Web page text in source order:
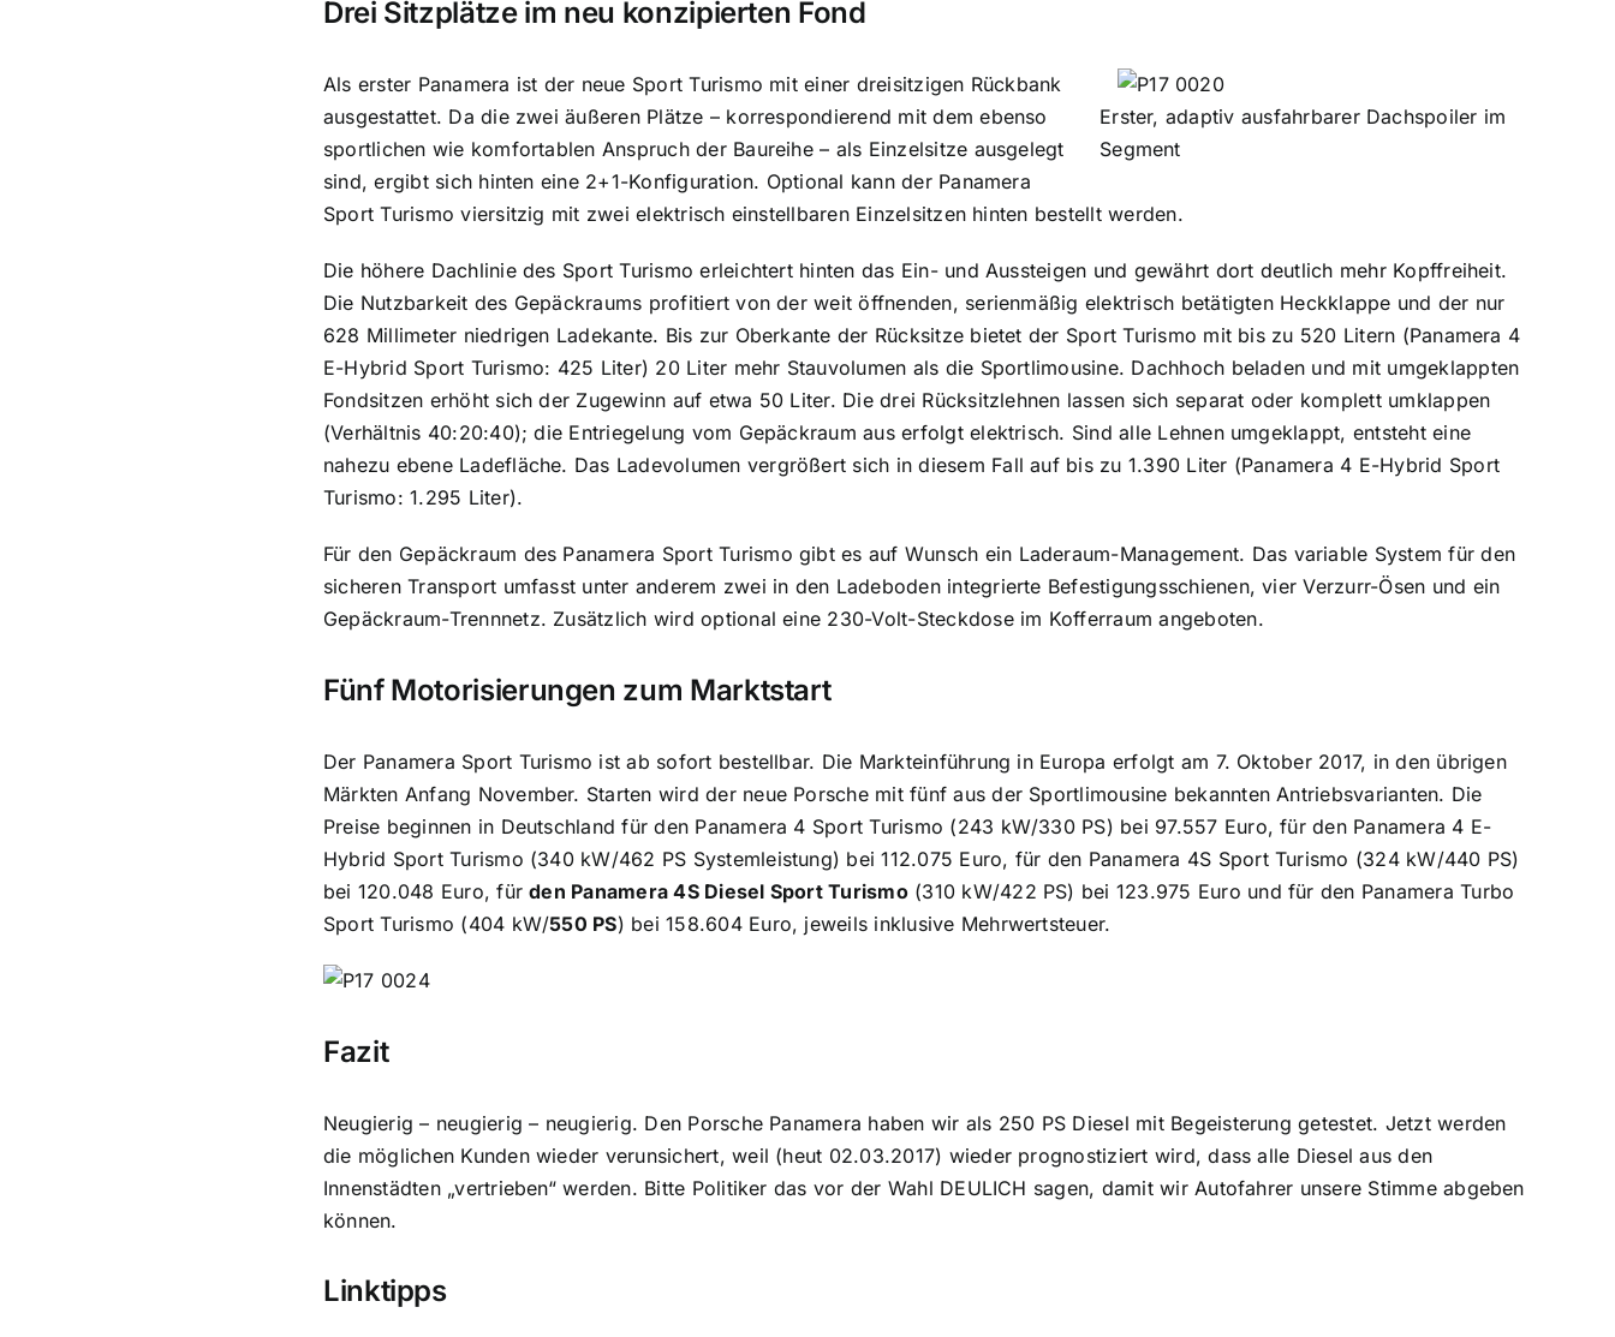
Drei Sitzplätze im neu konzipierten Fond
Erster, adaptiv ausfahrbarer Dachspoiler im
Segment
Als erster Panamera ist der neue Sport Turismo mit einer dreisitzigen Rückbank
ausgestattet. Da die zwei äußeren Plätze – korrespondierend mit dem ebenso
sportlichen wie komfortablen Anspruch der Baureihe – als Einzelsitze ausgelegt
sind, ergibt sich hinten eine 2+1-Konfiguration. Optional kann der Panamera
Sport Turismo viersitzig mit zwei elektrisch einstellbaren Einzelsitzen hinten bestellt werden.
Die höhere Dachlinie des Sport Turismo erleichtert hinten das Ein- und Aussteigen und gewährt dort deutlich mehr Kopffreiheit.
Die Nutzbarkeit des Gepäckraums profitiert von der weit öffnenden, serienmäßig elektrisch betätigten Heckklappe und der nur
628 Millimeter niedrigen Ladekante. Bis zur Oberkante der Rücksitze bietet der Sport Turismo mit bis zu 520 Litern (Panamera 4
E-Hybrid Sport Turismo: 425 Liter) 20 Liter mehr Stauvolumen als die Sportlimousine. Dachhoch beladen und mit umgeklappten
Fondsitzen erhöht sich der Zugewinn auf etwa 50 Liter. Die drei Rücksitzlehnen lassen sich separat oder komplett umklappen
(Verhältnis 40:20:40); die Entriegelung vom Gepäckraum aus erfolgt elektrisch. Sind alle Lehnen umgeklappt, entsteht eine
nahezu ebene Ladefläche. Das Ladevolumen vergrößert sich in diesem Fall auf bis zu 1.390 Liter (Panamera 4 E-Hybrid Sport
Turismo: 1.295 Liter).
Für den Gepäckraum des Panamera Sport Turismo gibt es auf Wunsch ein Laderaum-Management. Das variable System für den
sicheren Transport umfasst unter anderem zwei in den Ladeboden integrierte Befestigungsschienen, vier Verzurr-Ösen und ein
Gepäckraum-Trennnetz. Zusätzlich wird optional eine 230-Volt-Steckdose im Kofferraum angeboten.
Fünf Motorisierungen zum Marktstart
Der Panamera Sport Turismo ist ab sofort bestellbar. Die Markteinführung in Europa erfolgt am 7. Oktober 2017, in den übrigen
Märkten Anfang November. Starten wird der neue Porsche mit fünf aus der Sportlimousine bekannten Antriebsvarianten. Die
Preise beginnen in Deutschland für den Panamera 4 Sport Turismo (243 kW/330 PS) bei 97.557 Euro, für den Panamera 4 E-
Hybrid Sport Turismo (340 kW/462 PS Systemleistung) bei 112.075 Euro, für den Panamera 4S Sport Turismo (324 kW/440 PS)
bei 120.048 Euro, fürden Panamera 4S Diesel Sport Turismo(310 kW/422 PS) bei 123.975 Euro und für den Panamera Turbo
Sport Turismo (404 kW/550 PS) bei 158.604 Euro, jeweils inklusive Mehrwertsteuer.
Fazit
Neugierig – neugierig – neugierig. Den Porsche Panamera haben wir als 250 PS Diesel mit Begeisterung getestet. Jetzt werden
die möglichen Kunden wieder verunsichert, weil (heut 02.03.2017) wieder prognostiziert wird, dass alle Diesel aus den
Innenstädten „vertrieben“ werden. Bitte Politiker das vor der Wahl DEULICH sagen, damit wir Autofahrer unsere Stimme abgeben
können.
Linktipps